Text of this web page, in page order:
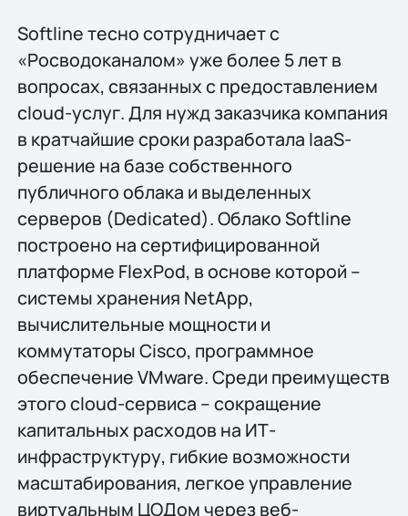
Softline тесно сотрудничает с
«Росводоканалом» уже более 5 лет в
вопросах, связанных с предоставлением
cloud-услуг. Для нужд заказчика компания
в кратчайшие сроки разработала IaaS-
решение на базе собственного
публичного облака и выделенных
серверов (Dedicated). Облако Softline
построено на сертифицированной
платформе FlexPod, в основе которой –
системы хранения NetApp,
вычислительные мощности и
коммутаторы Cisco, программное
обеспечение VMware. Среди преимуществ
этого cloud-сервиса – сокращение
капитальных расходов на ИТ-
инфраструктуру, гибкие возможности
масштабирования, легкое управление
виртуальным ЦОДом через веб-